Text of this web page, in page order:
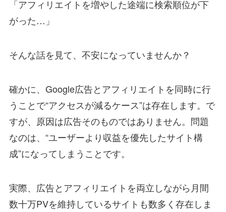
「アフィリエイトを増やした途端に検索順位が下
がった…」
そんな話を見て、不安になっていませんか？
確かに、Google広告とアフィリエイトを同時に行
うことで“アクセスが減るケース”は存在します。で
すが、原因は広告そのものではありません。問題
なのは、“ユーザーより収益を優先したサイト構
成”になってしまうことです。
実際、広告とアフィリエイトを両立しながら月間
数十万PVを維持しているサイトも数多く存在しま